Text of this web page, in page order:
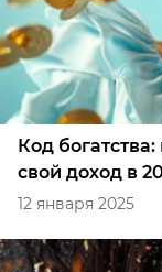
Код
свой доход в
12 января 2025